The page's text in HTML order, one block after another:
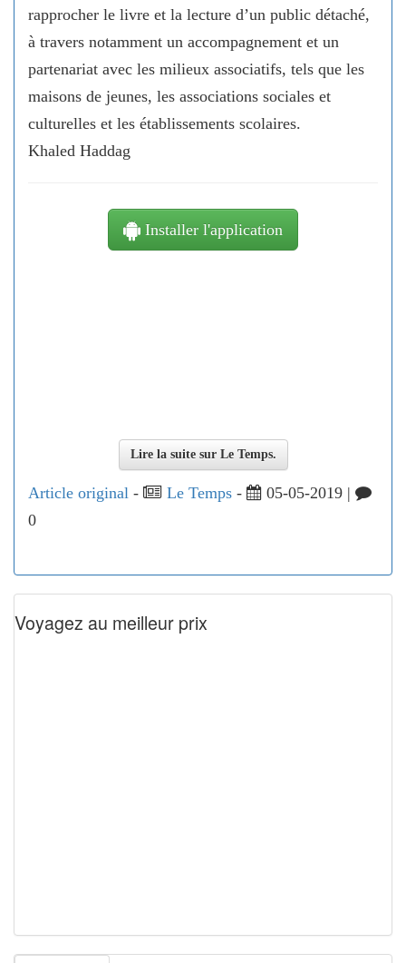
rapprocher le livre et la lecture d’un public détaché,
à travers notamment un accompagnement et un
partenariat avec les milieux associatifs, tels que les
maisons de jeunes, les associations sociales et
culturelles et les établissements scolaires.
Khaled Haddag
Installer l'application
Lire la suite sur Le Temps.
Article original - Le Temps -
05-05-2019 |
0
Voyagez au meilleur prix